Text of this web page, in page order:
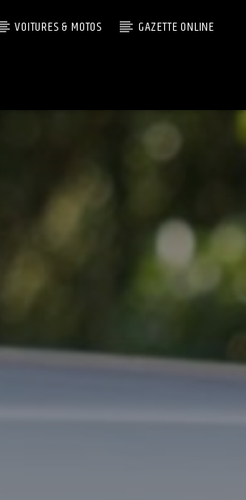
VOITURES & MOTOS GAZETTE ONLINE